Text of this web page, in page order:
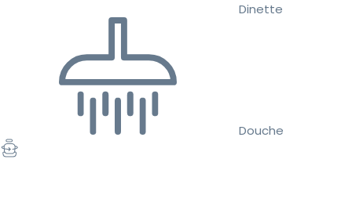
Dinette
Douche